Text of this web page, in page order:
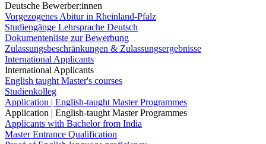
Deutsche Bewerber:innen
Vorgezogenes Abitur in Rheinland-Pfalz
Studiengänge Lehrsprache Deutsch
Dokumentenliste zur Bewerbung
Zulassungsbeschränkungen & Zulassungsergebnisse
International Applicants
International Applicants
English taught Master's courses
Studienkolleg
Application | English-taught Master Programmes
Application | English-taught Master Programmes
Applicants with Bachelor from India
Master Entrance Qualification